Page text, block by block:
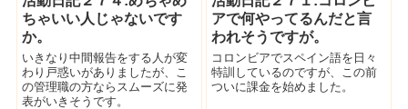
ちゃいい人じゃないです
か。
いきなり中間報告をする人が変
わり戸惑いがありましたが、こ
の管理職の方ならスムーズに発
表がいきそうです。
アで何やってるんだと言
われそうですが。
コロンビアでスペイン語を日々
特訓しているのですが、この前
ついに課金を始めました。